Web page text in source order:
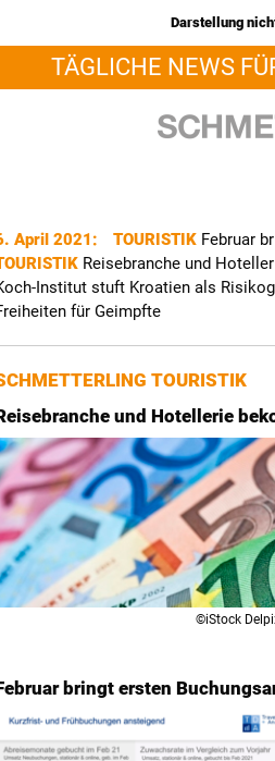
Darstellung
TÄGLICHE NEWS
April 2021: TOURISTIK Februar
Reisebranche und
Institut stuft Kroatien als
für Geimpfte
TOURISTIK
und Hotellerie
©iStock
bringt ersten